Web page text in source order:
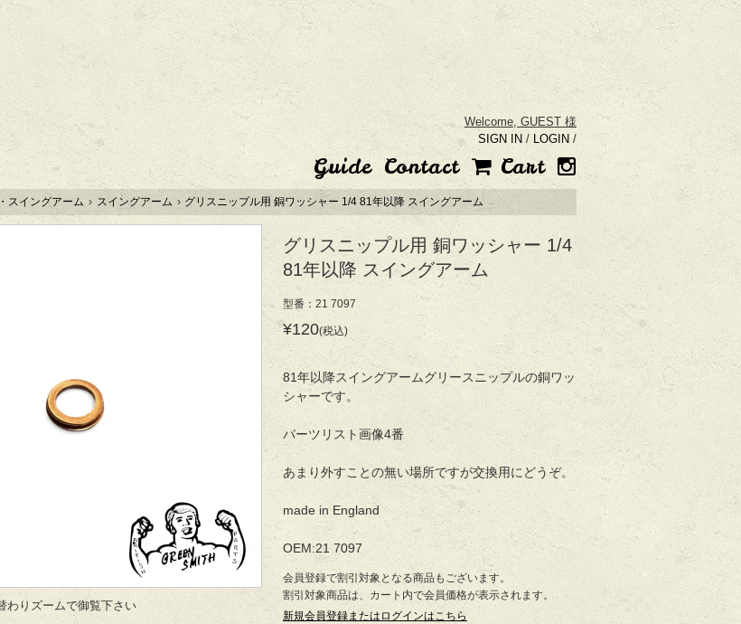
Welcome, GUEST 様
SIGN IN / LOGIN /
Guide Contact Cart
スイングアーム › スイングアーム › グリスニップル用 銅ワッシャー 1/4 81年以降 スイングアーム
グリスニップル用 銅ワッシャー 1/4
81年以降 スイングアーム
型番：21 7097
¥120(税込)
81年以降スイングアームグリースニップルの銅ワッ
シャーです。
パーツリスト画像4番
あまり外すことの無い場所ですが交換用にどうぞ。
made in England
OEM:21 7097
会員登録で割引対象となる商品もございます。
割引対象商品は、カート内で会員価格が表示されます。
新規会員登録またはログインはこちら
わりズームで御覧下さい